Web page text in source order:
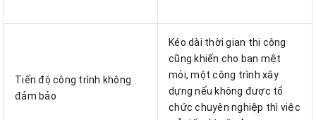
Tiến độ công trình không
đảm bảo
Kéo dài thời gian thi công
cũng khiến cho bạn mệt
mỏi, một công trình xây
dựng nếu không được tổ
chức chuyên nghiệp thì việc